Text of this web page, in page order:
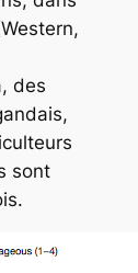
des
sont